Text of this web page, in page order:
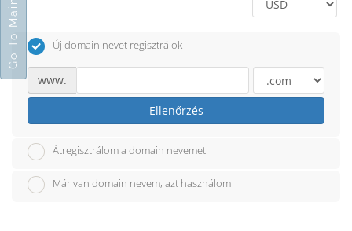
Új domain nevet regisztrálok
www.
Ellenőrzés
Átregisztrálom a domain nevemet
Már van domain nevem, azt használom